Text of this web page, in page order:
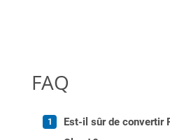
FAQ
Est-il sûr de convertir